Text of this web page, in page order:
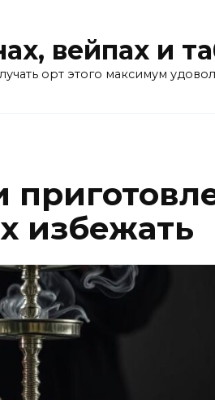
вейпах и
орт этого максимум
избежать